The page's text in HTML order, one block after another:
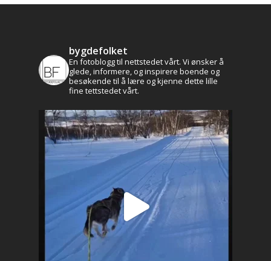
bygdefolket
En fotoblogg til nettstedet vårt. Vi ønsker å
glede, informere, og inspirere boende og
besøkende til å lære og kjenne dette lille
fine tettstedet vårt.
Aktuelt
Profilen
Brekken bibliotek
Historie og kultur
Natur og
Næringsliv
Kalender
Lag og foreninger